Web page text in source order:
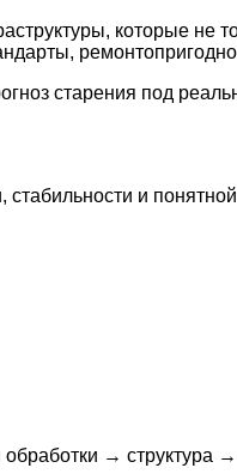
которые не
старения под
и
→ структура